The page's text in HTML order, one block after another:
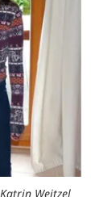
Weitzel